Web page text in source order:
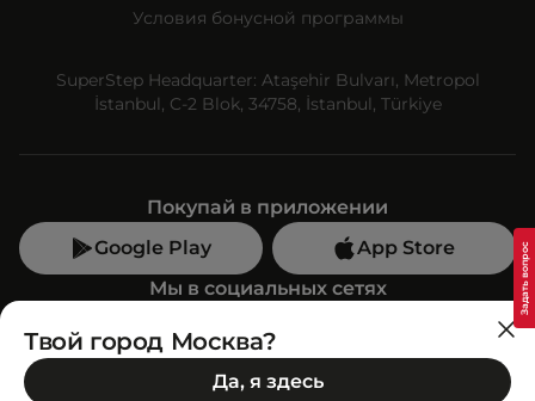
Условия бонусной программы
SuperStep Headquarter: Ataşehir Bulvarı, Metropol
İstanbul, C-2 Blok, 34758, İstanbul, Türkiye
Покупай в приложении
Google Play
App Store
Мы в социальных сетях
Позвони нам
+7 (499) 350-55-33
Твой город Москва?
Да, я здесь